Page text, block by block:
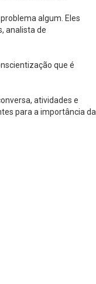
algum. Eles
analista de
que é
atividades e
para a importância da